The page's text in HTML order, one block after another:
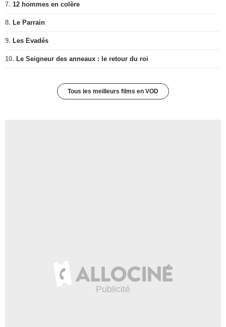
7. 12 hommes en colère
8. Le Parrain
9. Les Evadés
10. Le Seigneur des anneaux : le retour du roi
Tous les meilleurs films en VOD